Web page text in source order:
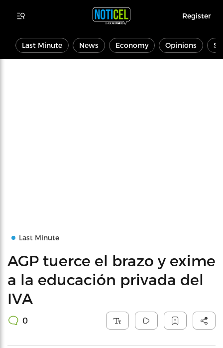
Register
Last Minute News Economy Opinions
Last Minute
AGP tuerce el brazo y exime
a la educación privada del
IVA
0